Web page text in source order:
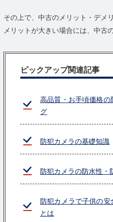
その上で、中古のメリット・デメ
メリットが大きい場合には、中古
ピックアップ関連記事
高品質・お手頃価格
グ
防犯カメラの基礎知識
防犯カメラの防水性・
防犯カメラで子供の
とは